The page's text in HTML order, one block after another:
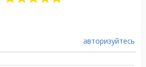
авторизуйтесь